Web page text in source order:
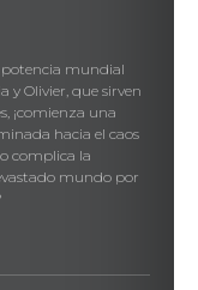
potencia mundial
y Olivier, que sirven
¡comienza una
hacia el caos
complica la
mundo por